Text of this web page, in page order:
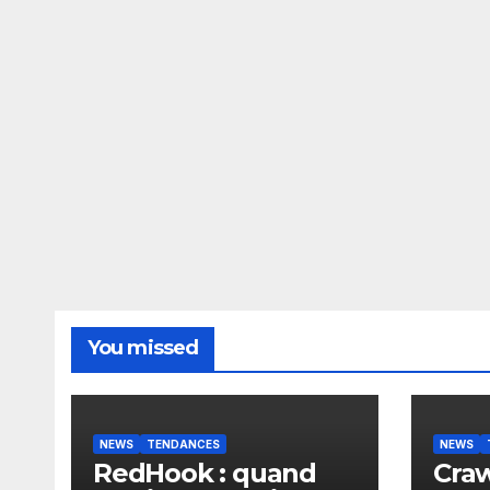
You missed
NEWS TENDANCES
RedHook : quand
NEWS